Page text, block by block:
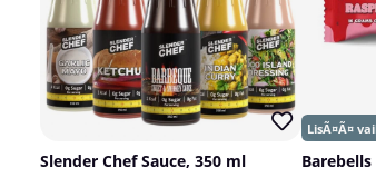
Slender Chef Sauce, 350 ml